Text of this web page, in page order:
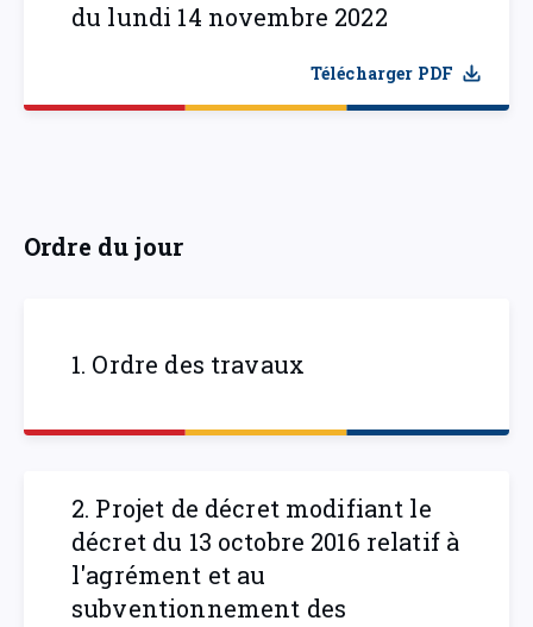
du lundi 14 novembre 2022
Télécharger PDF
Ordre du jour
1. Ordre des travaux
2. Projet de décret modifiant le
décret du 13 octobre 2016 relatif à
l'agrément et au
subventionnement des